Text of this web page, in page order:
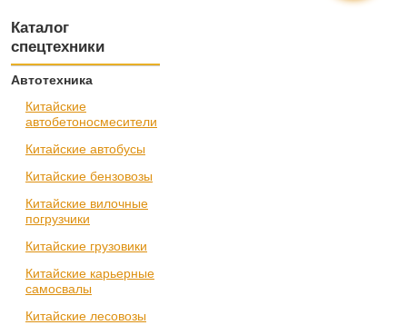
Каталог
спецтехники
Автотехника
Китайские
автобетоносмесители
Китайские автобусы
Китайские бензовозы
Китайские вилочные
погрузчики
Китайские грузовики
Китайские карьерные
самосвалы
Китайские лесовозы